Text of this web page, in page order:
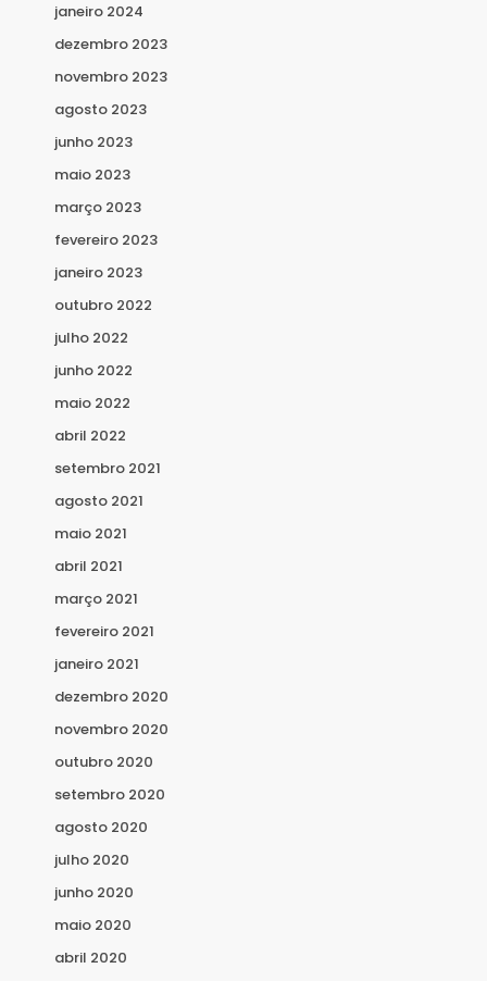
janeiro 2024
dezembro 2023
novembro 2023
agosto 2023
junho 2023
maio 2023
março 2023
fevereiro 2023
janeiro 2023
outubro 2022
julho 2022
junho 2022
maio 2022
abril 2022
setembro 2021
agosto 2021
maio 2021
abril 2021
março 2021
fevereiro 2021
janeiro 2021
dezembro 2020
novembro 2020
outubro 2020
setembro 2020
agosto 2020
julho 2020
junho 2020
maio 2020
abril 2020